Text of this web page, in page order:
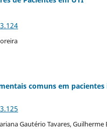
comuns em
Gautério Tavares,